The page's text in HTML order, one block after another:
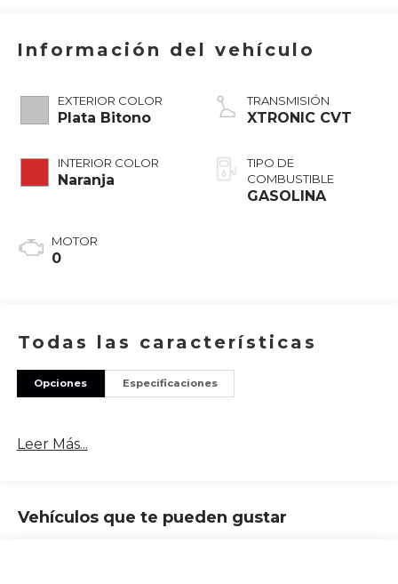
Información del vehículo
EXTERIOR COLOR
Plata Bitono
INTERIOR COLOR
Naranja
MOTOR
0
TRANSMISIÓN
XTRONIC CVT
TIPO DE
COMBUSTIBLE
GASOLINA
Todas las características
Opciones Especificaciones
Leer Más...
Vehículos que te pueden gustar